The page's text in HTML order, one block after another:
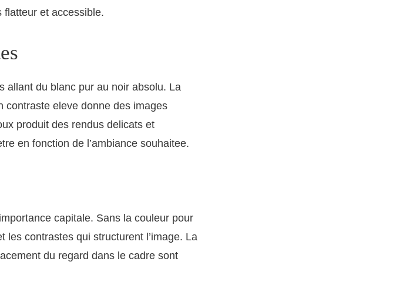
flatteur et accessible.
allant du blanc pur au noir absolu. La
contraste eleve donne des images
produit des rendus delicats et
en fonction de l’ambiance souhaitee.
capitale. Sans la couleur pour
les contrastes qui structurent l’image. La
du regard dans le cadre sont